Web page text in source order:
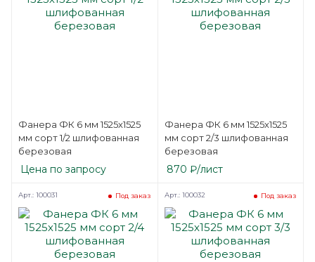
Фанера ФК 6 мм 1525х1525
мм сорт 1/2 шлифованная
березовая
Цена по запросу
Фанера ФК 6 мм 1525х1525
мм сорт 2/3 шлифованная
березовая
870 ₽/лист
Под заказ
Арт.: 100031 Под заказ
Арт.: 100032